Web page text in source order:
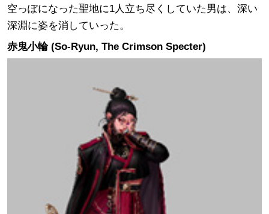
空っぽになった聖地に1人立ち尽くしていた男は、深い
深淵に姿を消していった。
赤鬼小輪 (So-Ryun, The Crimson Specter)